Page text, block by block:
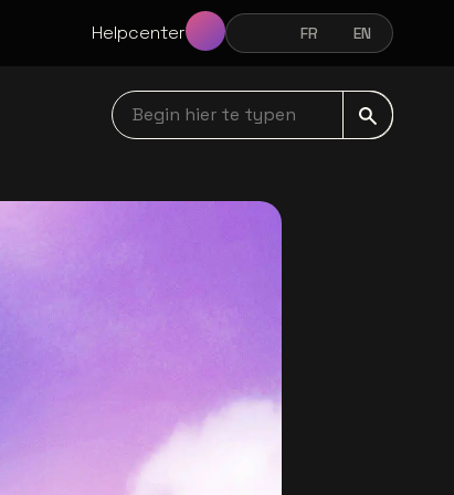
Helpcenter NEDERLANDSFRANÇAIS
FR ENGLISH
EN
Begin hier te typen navbar